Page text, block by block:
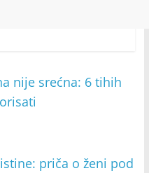
nije srećna: 6 tihih
priča o ženi pod